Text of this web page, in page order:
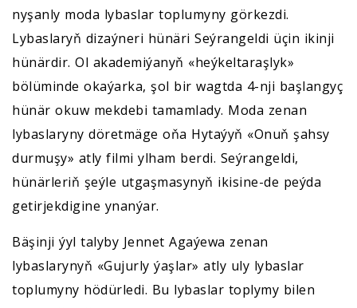
nyşanly moda lybaslar toplumyny görkezdi.
Lybaslaryň dizaýneri hünäri Seýrangeldi üçin ikinji
hünärdir. Ol akademiýanyň «heýkeltaraşlyk»
bölüminde okaýarka, şol bir wagtda 4-nji başlangyç
hünär okuw mekdebi tamamlady. Moda zenan
lybaslaryny döretmäge oňa Hytaýyň «Onuň şahsy
durmuşy» atly filmi ylham berdi. Seýrangeldi,
hünärleriň şeýle utgaşmasynyň ikisine-de peýda
getirjekdigine ynanýar.
Bäşinji ýyl talyby Jennet Agaýewa zenan
lybaslarynyň «Gujurly ýaşlar» atly uly lybaslar
toplumyny hödürledi. Bu lybaslar toplymy bilen